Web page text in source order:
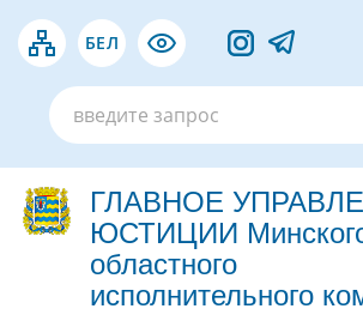
БЕЛ
ГЛАВНОЕ
ЮСТИЦИИ
областного
исполнительного